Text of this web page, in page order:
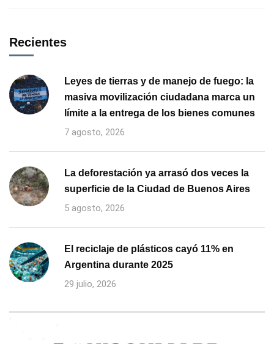
Recientes
Leyes de tierras y de manejo de fuego: la
masiva movilización ciudadana marca un
límite a la entrega de los bienes comunes
7 agosto, 2026
La deforestación ya arrasó dos veces la
superficie de la Ciudad de Buenos Aires
5 agosto, 2026
El reciclaje de plásticos cayó 11% en
Argentina durante 2025
29 julio, 2026